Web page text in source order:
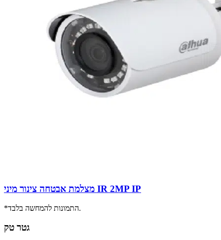
מצלמת אבטחה צינור מיני IR 2MP IP
*התמונות להמחשה בלבד.
גטר טק